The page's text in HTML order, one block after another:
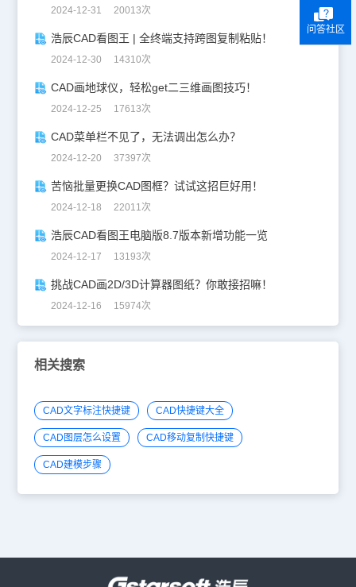
2024-12-31 20013次
浩辰CAD看图王 | 全终端支持跨图复制粘贴！
2024-12-30 14310次
CAD画地球仪，轻松get二三维画图技巧！
2024-12-25 17613次
CAD菜单栏不见了，无法调出怎么办？
2024-12-20 37397次
苦恼批量更换CAD图框？试试这招巨好用！
2024-12-18 22011次
浩辰CAD看图王电脑版8.7版本新增功能一览
2024-12-17 13193次
挑战CAD画2D/3D计算器图纸？你敢接招嘛！
2024-12-16 15974次
相关搜索
CAD文字标注快捷键 CAD快捷键大全
CAD图层怎么设置 CAD移动复制快捷键
CAD建模步骤
问答社区